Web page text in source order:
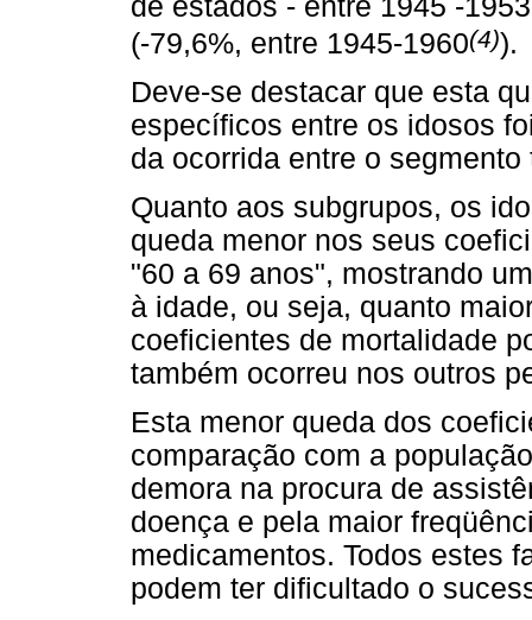
de estados - entre 1945 -1953
(-79,6%, entre 1945-1960(4)).
Deve-se destacar que esta
específicos entre os idosos
da ocorrida entre o
Quanto aos subgrupos, os
queda menor nos seus
"60 a 69 anos", mostrando
à idade, ou seja, quanto
coeficientes de mortalidade
também ocorreu nos outros
Esta menor queda dos
comparação com a
demora na procura de
doença e pela maior
medicamentos. Todos estes
podem ter dificultado o